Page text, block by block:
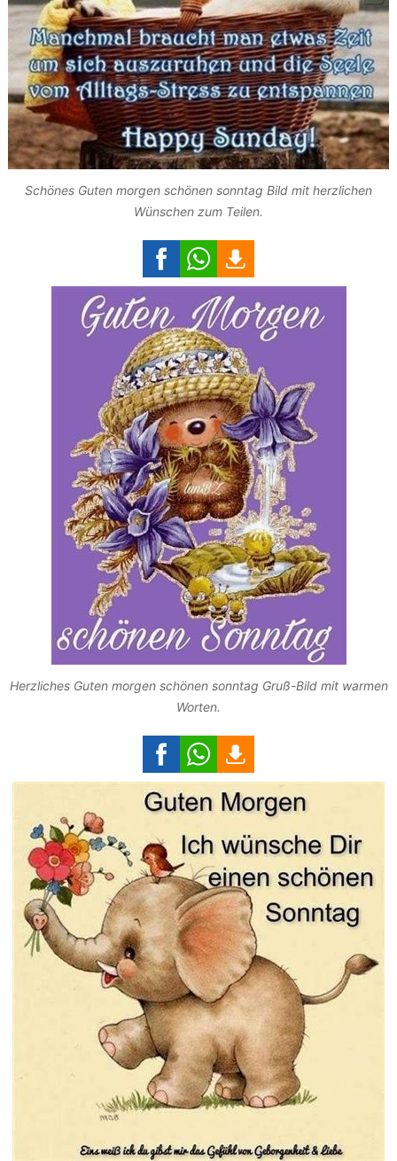
Schönes Guten morgen schönen sonntag Bild mit herzlichen
Wünschen zum Teilen.
Herzliches Guten morgen schönen sonntag Gruß-Bild mit warmen
Worten.